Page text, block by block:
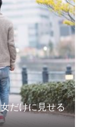
だけに見せる